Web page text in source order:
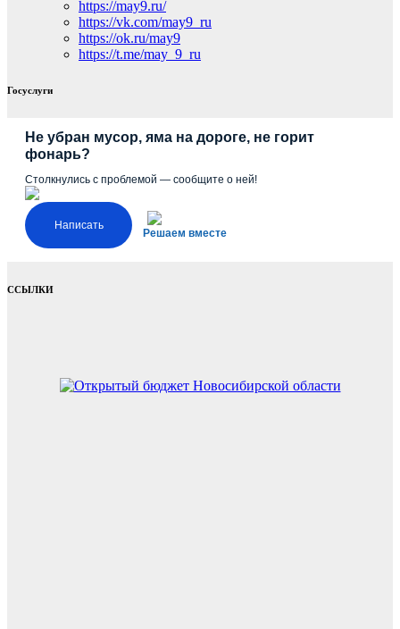
https://may9.ru/
https://vk.com/may9_ru
https://ok.ru/may9
https://t.me/may_9_ru
Госуслуги
Не убран мусор, яма на дороге, не горит
фонарь?
Столкнулись с проблемой — сообщите о ней!
Написать
Решаем вместе
ССЫЛКИ